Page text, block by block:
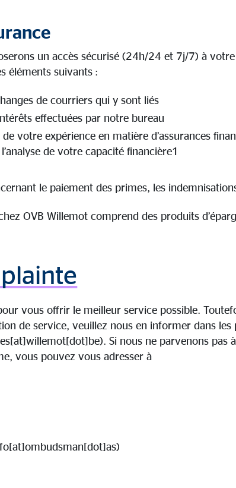
un accès sécurisé (24h/24 et 7j/7) à
éléments suivants :
de courriers qui y sont liés
effectuées par notre bureau
votre expérience en matière d’assurances
de votre capacité financière1
le paiement des primes, les
OVB Willemot comprend des produits
vous offrir le meilleur service possible.
de service, veuillez nous en informer dans les
. Si nous ne parvenons pas
vous pouvez vous adresser à